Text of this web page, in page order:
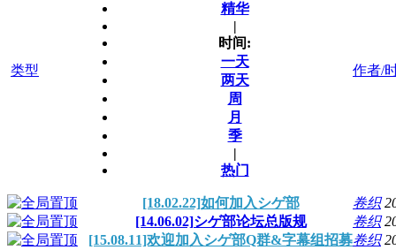
类型
精华
|
时间:
一天
两天
周
月
季
|
热门
作者/
[18.02.22]如何加入シゲ部 卷织
[14.06.02]シゲ部论坛总版规
卷织
[15.08.11]欢迎加入シゲ部Q群&字幕组招募卷织